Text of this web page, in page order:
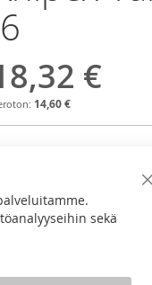
sekä
€
14,60 €